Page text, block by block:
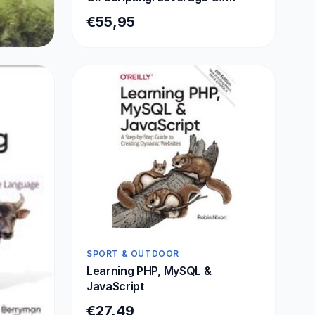
immersive games and VR
€55,95
SPORT & OUTDOOR
Learning PHP, MySQL &
JavaScript
€27,49